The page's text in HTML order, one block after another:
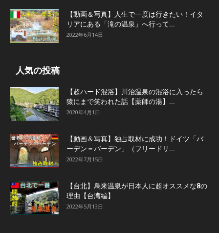
【動画＆写真】人生で一度は行きたい！イタ
リアにある「滝の温泉」へ行って...
2022年6月14日
人気の投稿
【超ハード混浴】川治温泉の混浴に入ったら
猿にまで笑われた話【薬師の湯】...
2020年4月1日
【動画＆写真】独占取材に成功！ドイツ「バ
ーデン＝バーデン」（フリードリ...
2022年7月15日
【台北】烏来温泉が日本人に超オススメな8の
理由【台湾編】
2022年5月13日